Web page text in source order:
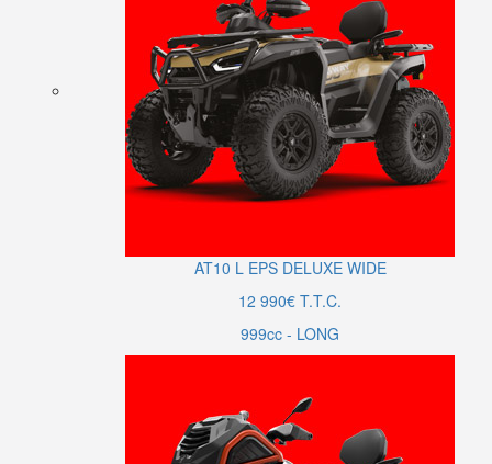
AT10 L EPS DELUXE WIDE
12 990€ T.T.C.
999cc - LONG